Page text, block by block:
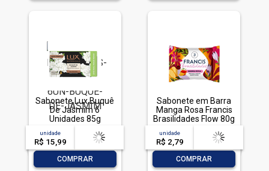
Sabonete Lux Buquê
De Jasmim 6
Unidades 85g
unidade
R$ 15,99
acima de
-- --,--un.
COMPRAR
Sabonete em Barra
Manga Rosa Francis
Brasilidades Flow 80g
unidade
R$ 2,79
acima de
-- --,--un.
COMPRAR